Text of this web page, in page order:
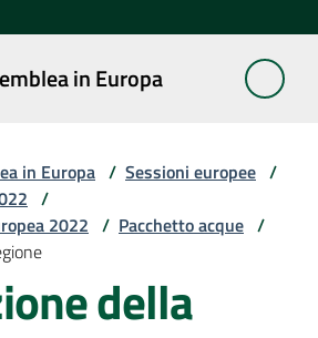
in Europa
in Europa / Sessioni europee /
/
2022 / Pacchetto acque /
della